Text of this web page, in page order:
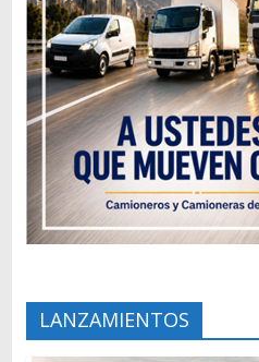
LANZAMIENTOS